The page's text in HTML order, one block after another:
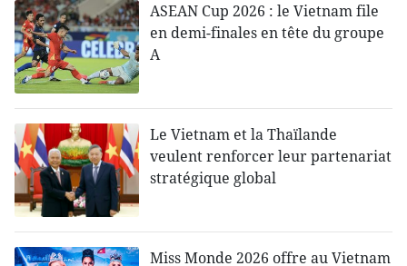
ASEAN Cup 2026 : le Vietnam file
en demi-finales en tête du groupe
A
Le Vietnam et la Thaïlande
veulent renforcer leur partenariat
stratégique global
Miss Monde 2026 offre au Vietnam